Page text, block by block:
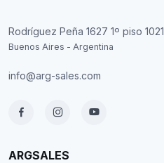
Rodríguez Peña 1627 1º piso 1021
Buenos Aires - Argentina
info@arg-sales.com
ARGSALES